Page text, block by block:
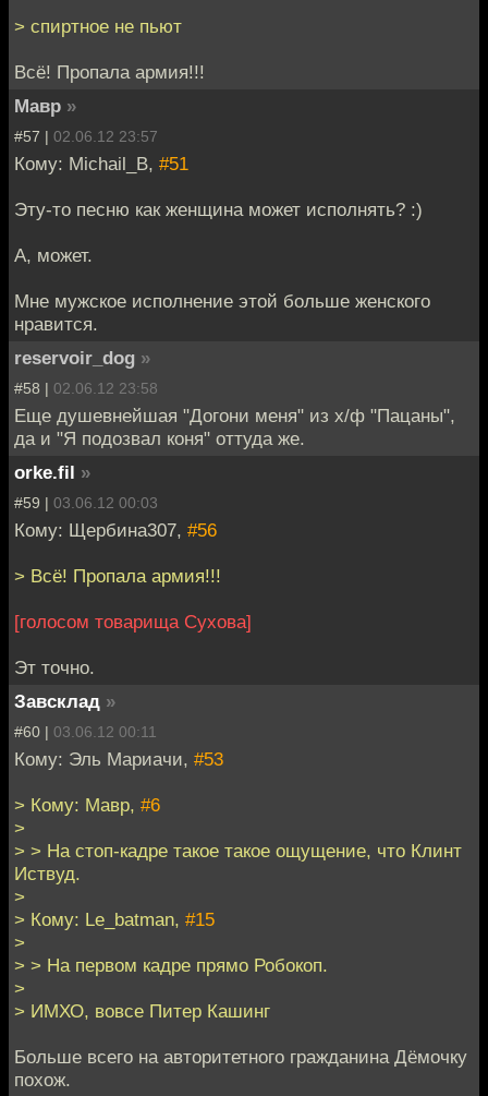
> спиртное не пьют
Всё! Пропала армия!!!
Мавр »
#57 | 02.06.12 23:57
Кому: Michail_B, #51
Эту-то песню как женщина может исполнять? :)
А, может.
Мне мужское исполнение этой больше женского
нравится.
reservoir_dog »
#58 | 02.06.12 23:58
Еще душевнейшая "Догони меня" из х/ф "Пацаны",
да и "Я подозвал коня" оттуда же.
orke.fil »
#59 | 03.06.12 00:03
Кому: Щербина307, #56
> Всё! Пропала армия!!!
[голосом товарища Сухова]
Эт точно.
Завсклад »
#60 | 03.06.12 00:11
Кому: Эль Мариачи, #53
> Кому: Мавр, #6
>
> > На стоп-кадре такое такое ощущение, что Клинт
Иствуд.
>
> Кому: Le_batman, #15
>
> > На первом кадре прямо Робокоп.
>
> ИМХО, вовсе Питер Кашинг
Больше всего на авторитетного гражданина Дёмочку
похож.